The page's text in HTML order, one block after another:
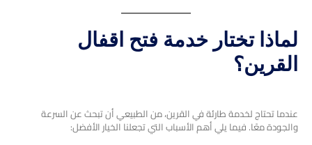
لماذا تختار خدمة فتح اقفال
القرين؟
عندما تحتاج لخدمة طارئة في القرين، من الطبيعي أن تبحث عن السرعة
والجودة معًا. فيما يلي أهم الأسباب التي تجعلنا الخيار الأفضل: